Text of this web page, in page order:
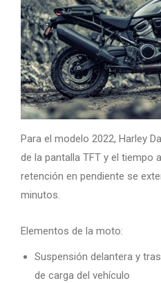
Para el modelo 2022, Harley
de la pantalla TFT y el tiempo
retención en pendiente se
minutos.
Elementos de la moto:
Suspensión delantera y
de carga del vehículo